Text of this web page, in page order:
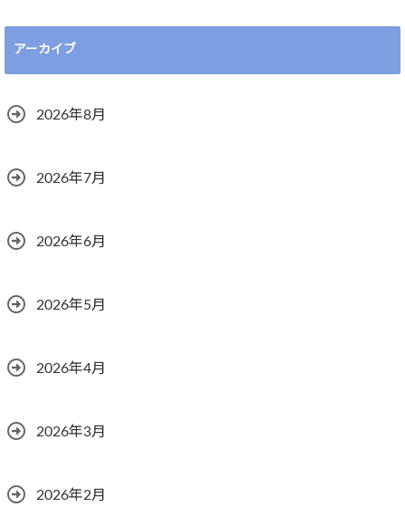
アーカイブ
2026年8月
2026年7月
2026年6月
2026年5月
2026年4月
2026年3月
2026年2月